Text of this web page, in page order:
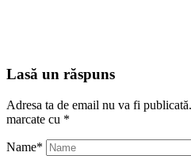
Lasă un răspuns
Adresa ta de email nu va fi publicată.
marcate cu *
Name*